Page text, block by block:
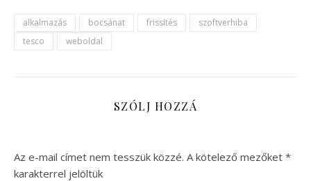
alkalmazás bocsánat frissítés
szoftverhiba
tesco
weboldal
SZÓLJ HOZZÁ
Az e-mail címet nem tesszük közzé. A kötelező mezőket *
karakterrel jelöltük